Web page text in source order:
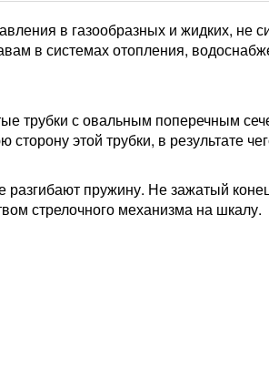
в газообразных и жидких, не
в системах отопления,
трубки с овальным поперечным
этой трубки, в результате
разгибают пружину. Не зажатый
стрелочного механизма на шкалу.